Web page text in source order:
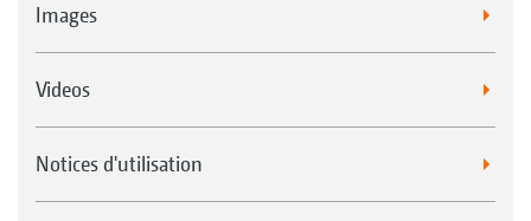
Images
Videos
Notices d'utilisation